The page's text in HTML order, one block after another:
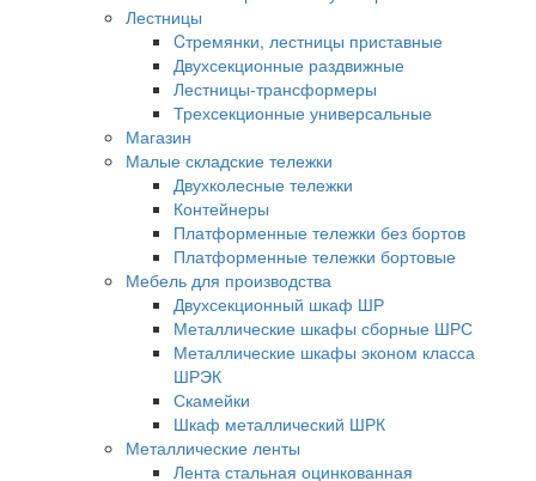
Лестницы
Cтремянки, лестницы приставные
Двухсекционные раздвижные
Лестницы-трансформеры
Трехсекционные универсальные
Магазин
Малые складские тележки
Двухколесные тележки
Контейнеры
Платформенные тележки без бортов
Платформенные тележки бортовые
Мебель для производства
Двухсекционный шкаф ШР
Металлические шкафы сборные ШРС
Металлические шкафы эконом класса
ШРЭК
Скамейки
Шкаф металлический ШРК
Металлические ленты
Лента стальная оцинкованная